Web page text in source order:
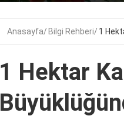
Anasayfa Bilgi Rehberi 1
1 Hektar